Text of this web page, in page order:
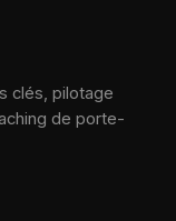
clés, pilotage
de porte-